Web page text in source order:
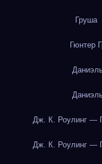
Груша
Гюнтер
Дж. К. Роулинг —
Дж. К. Роулинг —